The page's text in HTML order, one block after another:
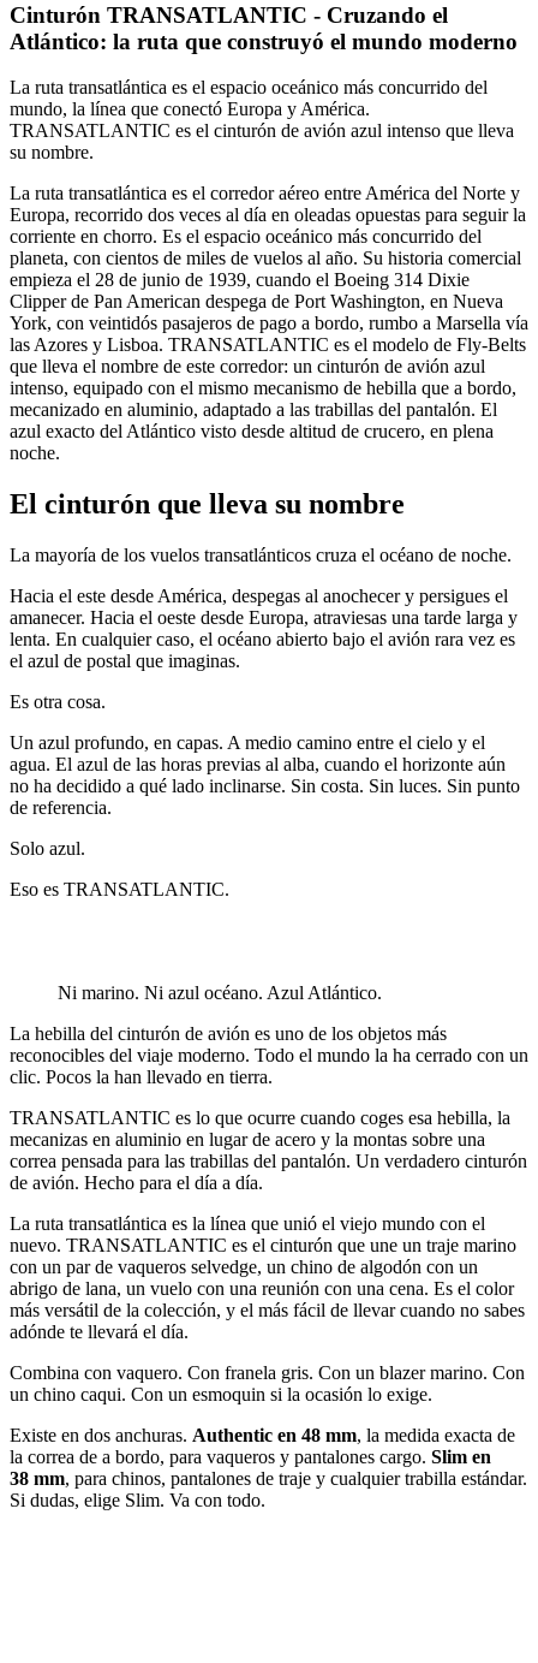
Cinturón TRANSATLANTIC - Cruzando el
Atlántico: la ruta que construyó el mundo moderno
La ruta transatlántica es el espacio oceánico más concurrido del
mundo, la línea que conectó Europa y América.
TRANSATLANTIC es el cinturón de avión azul intenso que lleva
su nombre.
La ruta transatlántica es el corredor aéreo entre América del Norte y
Europa, recorrido dos veces al día en oleadas opuestas para seguir la
corriente en chorro. Es el espacio oceánico más concurrido del
planeta, con cientos de miles de vuelos al año. Su historia comercial
empieza el 28 de junio de 1939, cuando el Boeing 314 Dixie
Clipper de Pan American despega de Port Washington, en Nueva
York, con veintidós pasajeros de pago a bordo, rumbo a Marsella vía
las Azores y Lisboa. TRANSATLANTIC es el modelo de Fly-Belts
que lleva el nombre de este corredor: un cinturón de avión azul
intenso, equipado con el mismo mecanismo de hebilla que a bordo,
mecanizado en aluminio, adaptado a las trabillas del pantalón. El
azul exacto del Atlántico visto desde altitud de crucero, en plena
noche.
El cinturón que lleva su nombre
La mayoría de los vuelos transatlánticos cruza el océano de noche.
Hacia el este desde América, despegas al anochecer y persigues el
amanecer. Hacia el oeste desde Europa, atraviesas una tarde larga y
lenta. En cualquier caso, el océano abierto bajo el avión rara vez es
el azul de postal que imaginas.
Es otra cosa.
Un azul profundo, en capas. A medio camino entre el cielo y el
agua. El azul de las horas previas al alba, cuando el horizonte aún
no ha decidido a qué lado inclinarse. Sin costa. Sin luces. Sin punto
de referencia.
Solo azul.
Eso es TRANSATLANTIC.
Ni marino. Ni azul océano. Azul Atlántico.
La hebilla del cinturón de avión es uno de los objetos más
reconocibles del viaje moderno. Todo el mundo la ha cerrado con un
clic. Pocos la han llevado en tierra.
TRANSATLANTIC es lo que ocurre cuando coges esa hebilla, la
mecanizas en aluminio en lugar de acero y la montas sobre una
correa pensada para las trabillas del pantalón. Un verdadero cinturón
de avión. Hecho para el día a día.
La ruta transatlántica es la línea que unió el viejo mundo con el
nuevo. TRANSATLANTIC es el cinturón que une un traje marino
con un par de vaqueros selvedge, un chino de algodón con un
abrigo de lana, un vuelo con una reunión con una cena. Es el color
más versátil de la colección, y el más fácil de llevar cuando no sabes
adónde te llevará el día.
Combina con vaquero. Con franela gris. Con un blazer marino. Con
un chino caqui. Con un esmoquin si la ocasión lo exige.
Existe en dos anchuras. Authentic en 48 mm, la medida exacta de
la correa de a bordo, para vaqueros y pantalones cargo. Slim en
38 mm, para chinos, pantalones de traje y cualquier trabilla estándar.
Si dudas, elige Slim. Va con todo.